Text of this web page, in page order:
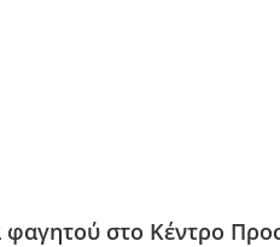
φαγητού στο Κέντρο